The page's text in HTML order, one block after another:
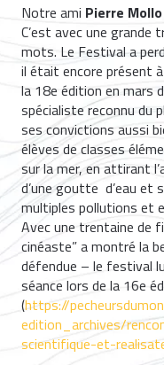
Notre ami Pierre Mollo
C’est avec une grande
mots. Le Festival a
il était encore présent
la 18e édition en mars
spécialiste reconnu du
ses convictions aussi
élèves de classes
sur la mer, en attirant
d’une goutte d’eau et
multiples pollutions et
Avec une trentaine de
cinéaste” a montré la
défendue – le festival
séance lors de la 16e
(https://
edition_archives/
scientifique-et-